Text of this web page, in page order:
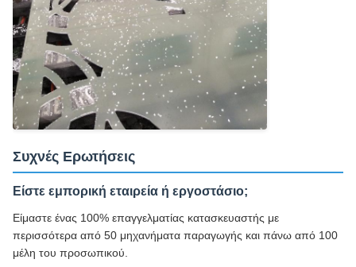
Συχνές Ερωτήσεις
Είστε εμπορική εταιρεία ή εργοστάσιο;
Είμαστε ένας 100% επαγγελματίας κατασκευαστής με
περισσότερα από 50 μηχανήματα παραγωγής και πάνω από 100
μέλη του προσωπικού.